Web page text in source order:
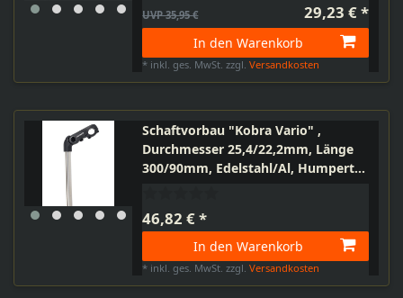
UVP 35,95 € 29,23 € *
In den Warenkorb
* inkl. ges. MwSt. zzgl.Versandkosten
Schaftvorbau "Kobra Vario" ,
Durchmesser 25,4/22,2mm, Länge
300/90mm, Edelstahl/Al, Humpert,
46,82 € *
In den Warenkorb
* inkl. ges. MwSt. zzgl.Versandkosten